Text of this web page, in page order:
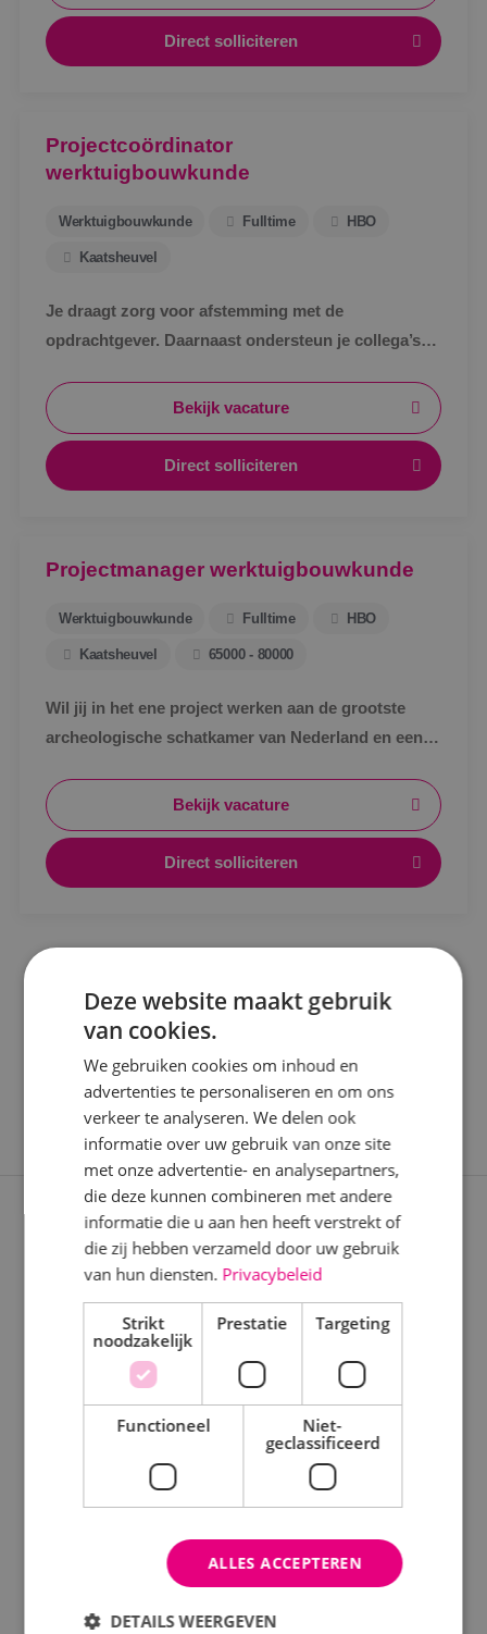
Kaatsheuvel
Sprundel
Specialisme
Beveiligingstechniek
Elektrotechniek
Energietechniek
Staf
Uren
Fulltime
Parttime
MBO
HBO
Direct solliciteren
Projectcoördinator
werktuigbouwkunde
Werktuigbouwkunde Fulltime HBO
Kaatsheuvel
Je draagt zorg voor afstemming met de
opdrachtgever. Daarnaast ondersteun je collega’s
technische ontwerp en de werkvoorbereiding voor
de uitvoering.
Bekijk vacature
Direct solliciteren
Projectmanager werktuigbouwkunde
Werktuigbouwkunde Fulltime HBO
Kaatsheuvel 65000 - 80000
Wil jij in het ene project werken aan de grootste
archeologische schatkamer van Nederland en een
kantoorgebouw van Breda? Solliciteer dan snel!
Bekijk vacature
Direct solliciteren
Expertises
Nieuwbouwprojecten
Verbouwprojecten
Energieneutraal bouwen
Onderhoud
Keuringen
Werktuigbouwkunde
Deze website maakt gebruik
van cookies.
We gebruiken cookies om inhoud en
advertenties te personaliseren en om ons
verkeer te analyseren. We delen ook
informatie over uw gebruik van onze site
met onze advertentie- en analysepartners,
die deze kunnen combineren met andere
informatie die u aan hen heeft verstrekt of
die zij hebben verzameld door uw gebruik
van hun diensten. Privacybeleid
Strikt
noodzakelijk
Prestatie Targeting
Functioneel
Niet-
geclassificeerd
ALLES ACCEPTEREN
DETAILS WEERGEVEN